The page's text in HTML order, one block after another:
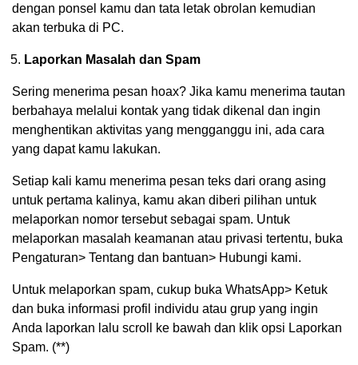
dengan ponsel kamu dan tata letak obrolan kemudian
akan terbuka di PC.
Laporkan Masalah dan Spam
Sering menerima pesan hoax? Jika kamu menerima tautan
berbahaya melalui kontak yang tidak dikenal dan ingin
menghentikan aktivitas yang mengganggu ini, ada cara
yang dapat kamu lakukan.
Setiap kali kamu menerima pesan teks dari orang asing
untuk pertama kalinya, kamu akan diberi pilihan untuk
melaporkan nomor tersebut sebagai spam. Untuk
melaporkan masalah keamanan atau privasi tertentu, buka
Pengaturan> Tentang dan bantuan> Hubungi kami.
Untuk melaporkan spam, cukup buka WhatsApp> Ketuk
dan buka informasi profil individu atau grup yang ingin
Anda laporkan lalu scroll ke bawah dan klik opsi Laporkan
Spam. (**)